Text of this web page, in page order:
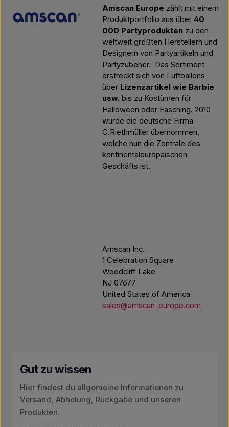
Amscan Europe zählt mit einem
Produktportfolio aus über 40
000 Partyprodukten zu den
weltweit größten Herstellern und
Designern von Partyartikeln und
Partyzubehör. Das Sortiment
erstreckt sich von Luftballons
über Lizenzartikel wie Barbie
usw. bis zu Kostümen für
Halloween oder Fasching. 2010
wurde die deutsche Firma
C.Riethmüller übernommen,
welche nun die Zentrale des
kontinentaleuropäischen
Geschäfts ist.
Amscan Inc.
1 Celebration Square
Woodcliff Lake
NJ 07677
United States of America
sales@amscan-europe.com
Gut zu wissen
Hier findest du allgemeine Informationen zu
Versand, Abholung, Rückgabe und unseren
Produkten.